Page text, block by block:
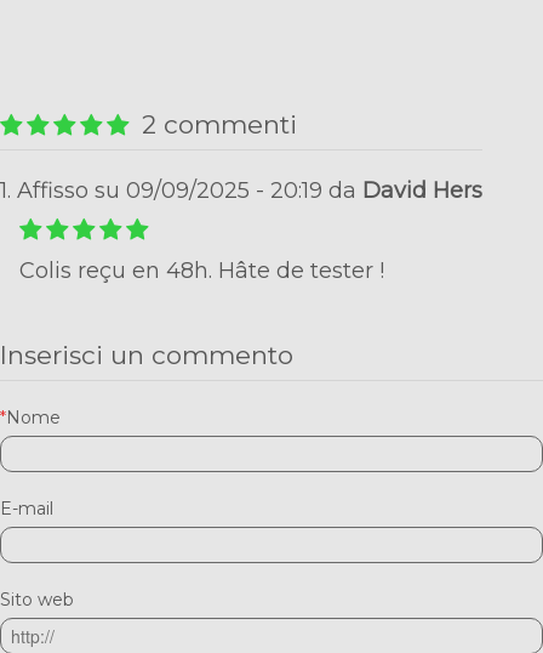
2 commenti
1. Affisso su 09/09/2025 - 20:19 da David Hers
Colis reçu en 48h. Hâte de tester !
Inserisci un commento
*Nome
E-mail
Sito web